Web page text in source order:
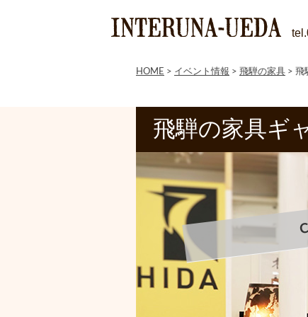
HOME > イベント情報 > 飛騨の家具 > 飛
飛騨の家具ギ